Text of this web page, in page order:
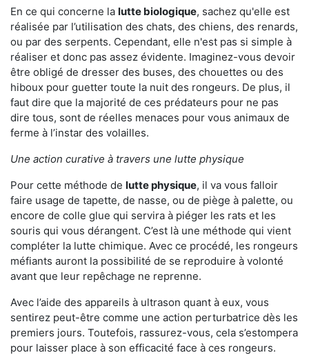
En ce qui concerne la lutte biologique, sachez qu'elle est
réalisée par l’utilisation des chats, des chiens, des renards,
ou par des serpents. Cependant, elle n'est pas si simple à
réaliser et donc pas assez évidente. Imaginez-vous devoir
être obligé de dresser des buses, des chouettes ou des
hiboux pour guetter toute la nuit des rongeurs. De plus, il
faut dire que la majorité de ces prédateurs pour ne pas
dire tous, sont de réelles menaces pour vous animaux de
ferme à l’instar des volailles.
Une action curative à travers une lutte physique
Pour cette méthode de lutte physique, il va vous falloir
faire usage de tapette, de nasse, ou de piège à palette, ou
encore de colle glue qui servira à piéger les rats et les
souris qui vous dérangent. C’est là une méthode qui vient
compléter la lutte chimique. Avec ce procédé, les rongeurs
méfiants auront la possibilité de se reproduire à volonté
avant que leur repêchage ne reprenne.
Avec l’aide des appareils à ultrason quant à eux, vous
sentirez peut-être comme une action perturbatrice dès les
premiers jours. Toutefois, rassurez-vous, cela s’estompera
pour laisser place à son efficacité face à ces rongeurs.